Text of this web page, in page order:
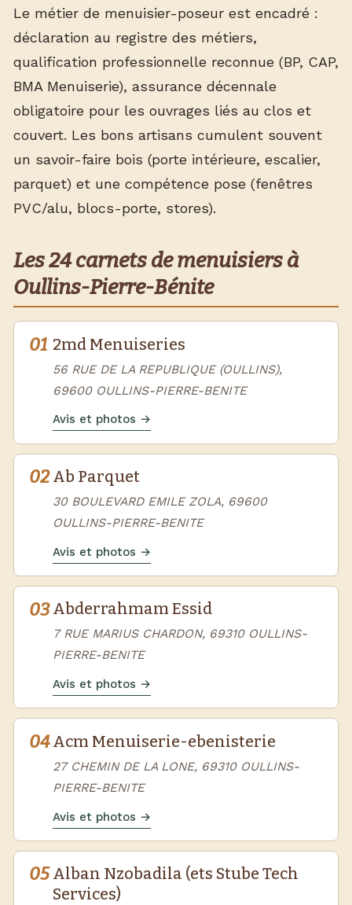
Le métier de menuisier-poseur est encadré :
déclaration au registre des métiers,
qualification professionnelle reconnue (BP, CAP,
BMA Menuiserie), assurance décennale
obligatoire pour les ouvrages liés au clos et
couvert. Les bons artisans cumulent souvent
un savoir-faire bois (porte intérieure, escalier,
parquet) et une compétence pose (fenêtres
PVC/alu, blocs-porte, stores).
Les 24 carnets de menuisiers à
Oullins-Pierre-Bénite
01 2md Menuiseries
56 RUE DE LA REPUBLIQUE (OULLINS),
69600 OULLINS-PIERRE-BENITE
Avis et photos →
02 Ab Parquet
30 BOULEVARD EMILE ZOLA, 69600
OULLINS-PIERRE-BENITE
Avis et photos →
03 Abderrahmam Essid
7 RUE MARIUS CHARDON, 69310 OULLINS-
PIERRE-BENITE
Avis et photos →
04 Acm Menuiserie-ebenisterie
27 CHEMIN DE LA LONE, 69310 OULLINS-
PIERRE-BENITE
Avis et photos →
05 Alban Nzobadila (ets Stube Tech
Services)